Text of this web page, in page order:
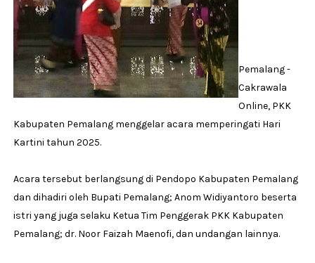
Pemalang -
Cakrawala
Online, PKK
Kabupaten Pemalang menggelar acara memperingati Hari
Kartini tahun 2025.
Acara tersebut berlangsung di Pendopo Kabupaten Pemalang
dan dihadiri oleh Bupati Pemalang; Anom Widiyantoro beserta
istri yang juga selaku Ketua Tim Penggerak PKK Kabupaten
Pemalang; dr. Noor Faizah Maenofi, dan undangan lainnya.